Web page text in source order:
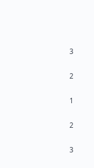
3
2
1
2
3